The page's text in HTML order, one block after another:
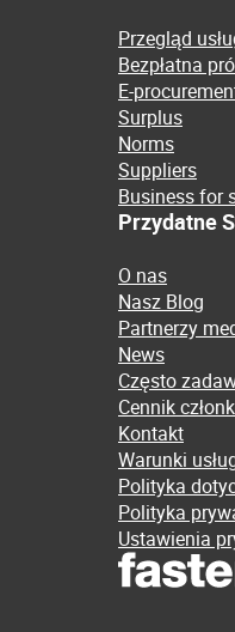
Przegląd
Bezpłatna
E-
Surplus
Norms
Suppliers
Business for
Przydatne
O nas
Nasz Blog
Partnerzy
News
Często
Cennik
Kontakt
Warunki
Polityka
Polityka
Ustawienia